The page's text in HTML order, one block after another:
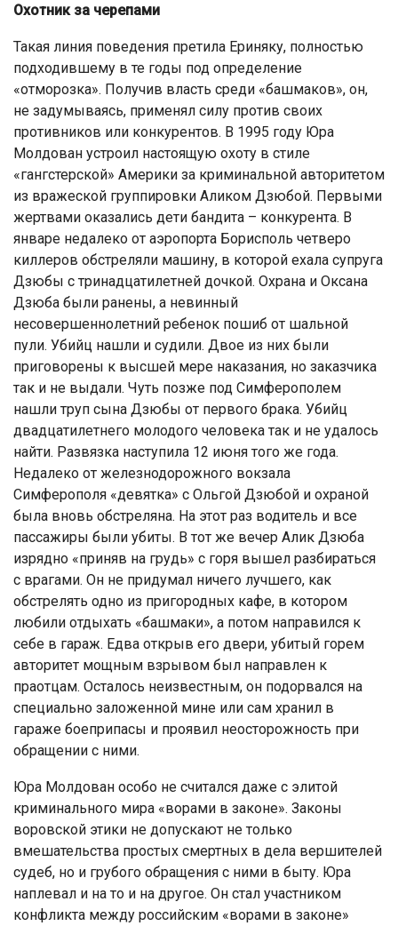
Охотник за черепами
Такая линия поведения претила Ериняку, полностью
подходившему в те годы под определение
«отморозка». Получив власть среди «башмаков», он,
не задумываясь, применял силу против своих
противников или конкурентов. В 1995 году Юра
Молдован устроил настоящую охоту в стиле
«гангстерской» Америки за криминальной авторитетом
из вражеской группировки Аликом Дзюбой. Первыми
жертвами оказались дети бандита – конкурента. В
январе недалеко от аэропорта Борисполь четверо
киллеров обстреляли машину, в которой ехала супруга
Дзюбы с тринадцатилетней дочкой. Охрана и Оксана
Дзюба были ранены, а невинный
несовершеннолетний ребенок пошиб от шальной
пули. Убийц нашли и судили. Двое из них были
приговорены к высшей мере наказания, но заказчика
так и не выдали. Чуть позже под Симферополем
нашли труп сына Дзюбы от первого брака. Убийц
двадцатилетнего молодого человека так и не удалось
найти. Развязка наступила 12 июня того же года.
Недалеко от железнодорожного вокзала
Симферополя «девятка» с Ольгой Дзюбой и охраной
была вновь обстреляна. На этот раз водитель и все
пассажиры были убиты. В тот же вечер Алик Дзюба
изрядно «приняв на грудь» с горя вышел разбираться
с врагами. Он не придумал ничего лучшего, как
обстрелять одно из пригородных кафе, в котором
любили отдыхать «башмаки», а потом направился к
себе в гараж. Едва открыв его двери, убитый горем
авторитет мощным взрывом был направлен к
праотцам. Осталось неизвестным, он подорвался на
специально заложенной мине или сам хранил в
гараже боеприпасы и проявил неосторожность при
обращении с ними.
Юра Молдован особо не считался даже с элитой
криминального мира «ворами в законе». Законы
воровской этики не допускают не только
вмешательства простых смертных в дела вершителей
судеб, но и грубого обращения с ними в быту. Юра
наплевал и на то и на другое. Он стал участником
конфликта между российским «ворами в законе»